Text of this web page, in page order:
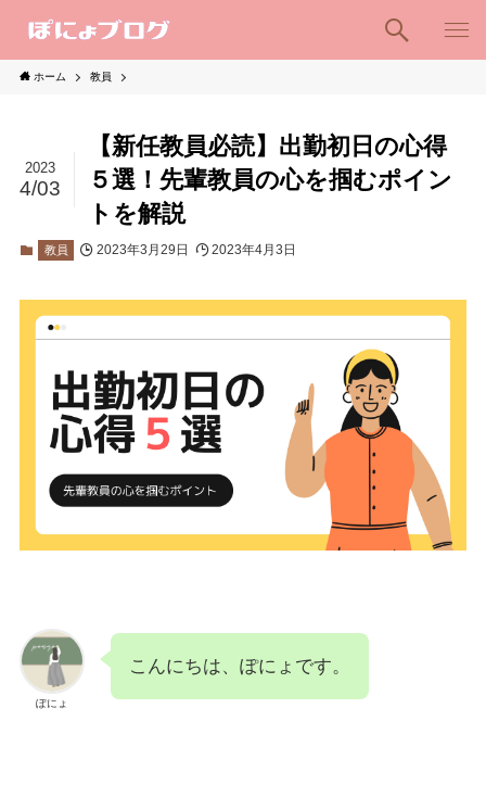
ホーム 教員
【新任教員必読】出勤初日の心得
５選！先輩教員の心を掴むポイン
トを解説
2023
4/03
教員 2023年3月29日 2023年4月3日
ぽにょ
こんにちは、ぽにょです。